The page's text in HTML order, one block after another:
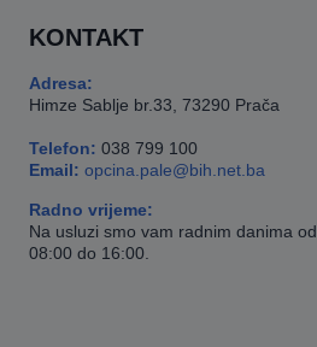
KONTAKT
Adresa:
Himze Sablje br.33, 73290 Prača
Telefon: 038 799 100
Email: opcina.pale@bih.net.ba
Radno vrijeme:
Na usluzi smo vam radnim danima od
08:00 do 16:00.